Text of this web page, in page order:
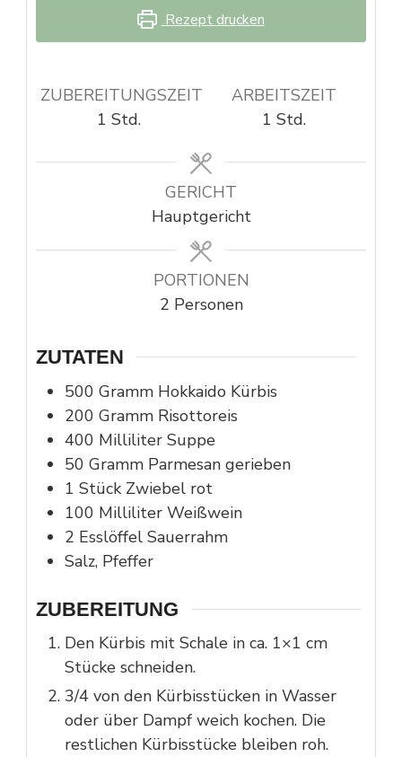
Rezept drucken
ZUBEREITUNGSZEIT
1 Stunde
Std.
ARBEITSZEIT
1 Stunde
Std.
GERICHT
Hauptgericht
PORTIONEN
2 Personen
ZUTATEN
500 Gramm Hokkaido Kürbis
200 Gramm Risottoreis
400 Milliliter Suppe
50 Gramm Parmesan gerieben
1 Stück Zwiebel rot
100 Milliliter Weißwein
2 Esslöffel Sauerrahm
Salz, Pfeffer
ZUBEREITUNG
Den Kürbis mit Schale in ca. 1×1 cm
Stücke schneiden.
3/4 von den Kürbisstücken in Wasser
oder über Dampf weich kochen. Die
restlichen Kürbisstücke bleiben roh.